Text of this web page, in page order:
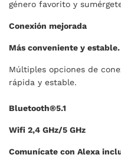
género favorito y
Conexión mejorada
Más conveniente y estable.
Múltiples opciones de
rápida y estable.
Bluetooth®5.1
Wifi 2,4 GHz/5 GHz
Comunícate con Alexa